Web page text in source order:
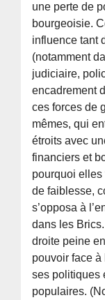
une perte de
bourgeoisie.
influence tant
(notamment
judiciaire,
encadrement
ces forces de
mêmes, qui
étroits avec
financiers et
pourquoi elles
de faiblesse,
s’opposa à
dans les
droite peine
pouvoir face à
ses politiques
populaires.